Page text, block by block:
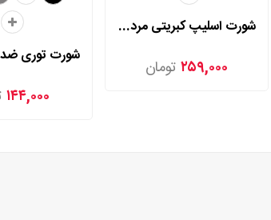
شورت اسلیپ کبریتی مردی مدل 2025
۲۵۹,۰۰۰تومان
۱۴۴,۰۰۰